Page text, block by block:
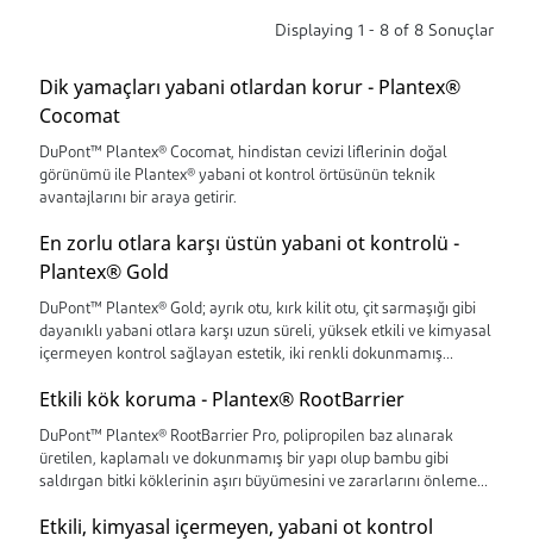
Displaying 1 - 8 of 8 Sonuçlar
Dik yamaçları yabani otlardan korur - Plantex®
Cocomat
DuPont™ Plantex® Cocomat, hindistan cevizi liflerinin doğal
görünümü ile Plantex® yabani ot kontrol örtüsünün teknik
avantajlarını bir araya getirir.
En zorlu otlara karşı üstün yabani ot kontrolü -
Plantex® Gold
DuPont™ Plantex® Gold; ayrık otu, kırk kilit otu, çit sarmaşığı gibi
dayanıklı yabani otlara karşı uzun süreli, yüksek etkili ve kimyasal
içermeyen kontrol sağlayan estetik, iki renkli dokunmamış
Etkili kök koruma - Plantex® RootBarrier
DuPont™ Plantex® RootBarrier Pro, polipropilen baz alınarak
üretilen, kaplamalı ve dokunmamış bir yapı olup bambu gibi
saldırgan bitki köklerinin aşırı büyümesini ve zararlarını önlemek
Etkili, kimyasal içermeyen, yabani ot kontrol